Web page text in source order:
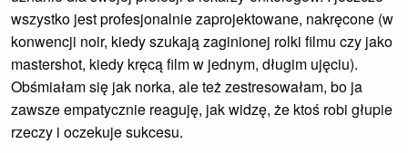
wszystko jest profesjonalnie zaprojektowane, nakręcone (w
konwencji noir, kiedy szukają zaginionej rolki filmu czy jako
mastershot, kiedy kręcą film w jednym, długim ujęciu).
Obśmiałam się jak norka, ale też zestresowałam, bo ja
zawsze empatycznie reaguję, jak widzę, że ktoś robi głupie
rzeczy i oczekuje sukcesu.